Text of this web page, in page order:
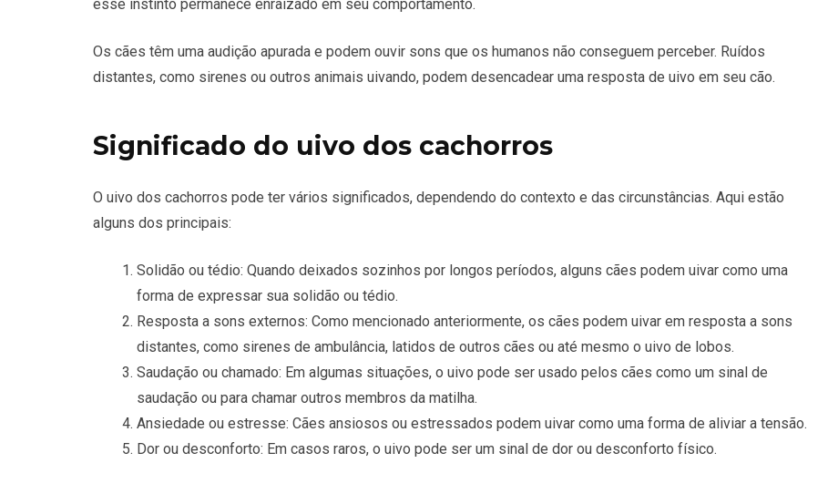
esse instinto permanece enraizado em seu comportamento.
Os cães têm uma audição apurada e podem ouvir sons que os humanos não conseguem perceber. Ruídos
distantes, como sirenes ou outros animais uivando, podem desencadear uma resposta de uivo em seu cão.
Significado do uivo dos cachorros
O uivo dos cachorros pode ter vários significados, dependendo do contexto e das circunstâncias. Aqui estão
alguns dos principais:
Solidão ou tédio: Quando deixados sozinhos por longos períodos, alguns cães podem uivar como uma
forma de expressar sua solidão ou tédio.
Resposta a sons externos: Como mencionado anteriormente, os cães podem uivar em resposta a sons
distantes, como sirenes de ambulância, latidos de outros cães ou até mesmo o uivo de lobos.
Saudação ou chamado: Em algumas situações, o uivo pode ser usado pelos cães como um sinal de
saudação ou para chamar outros membros da matilha.
Ansiedade ou estresse: Cães ansiosos ou estressados podem uivar como uma forma de aliviar a tensão.
Dor ou desconforto: Em casos raros, o uivo pode ser um sinal de dor ou desconforto físico.